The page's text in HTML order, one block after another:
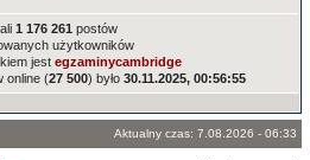
1 176 261 postów
użytkowników
jest egzaminycambridge
online (27 500) było 30.11.2025, 00:56:55
Aktualny czas: 7.08.2026 - 06:33